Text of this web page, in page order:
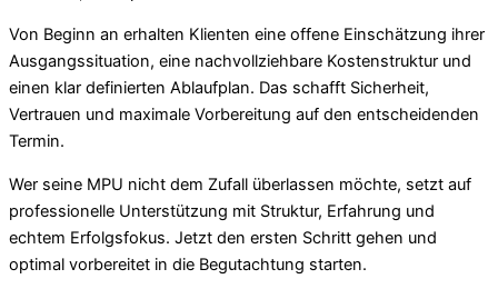
Von Beginn an erhalten Klienten eine offene Einschätzung ihrer
Ausgangssituation, eine nachvollziehbare Kostenstruktur und
einen klar definierten Ablaufplan. Das schafft Sicherheit,
Vertrauen und maximale Vorbereitung auf den entscheidenden
Termin.
Wer seine MPU nicht dem Zufall überlassen möchte, setzt auf
professionelle Unterstützung mit Struktur, Erfahrung und
echtem Erfolgsfokus. Jetzt den ersten Schritt gehen und
optimal vorbereitet in die Begutachtung starten.